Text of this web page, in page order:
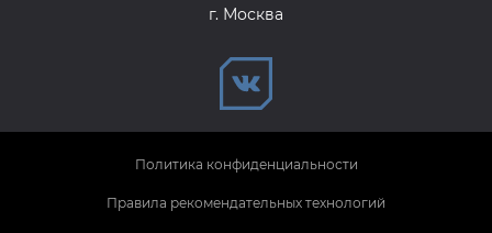
г. Москва
Политика конфиденциальности
Правила рекомендательных технологий